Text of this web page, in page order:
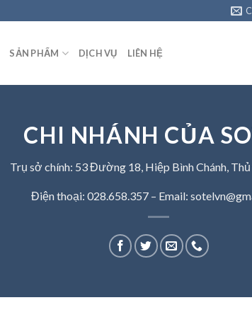
SẢN PHẨM DỊCH VỤ LIÊN HỆ
CHI NHÁNH CỦA
Trụ sở chính: 53 Đường 18, Hiệp Bình Chánh,
Điện thoại: 028.658.357 – Email: